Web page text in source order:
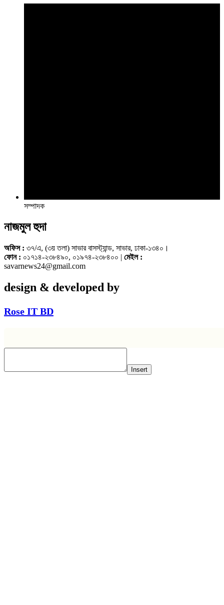
সম্পাদক
নাজমুল হুদা
অফিস : ৩৭/এ, (৩য় তলা) সাভার বাসস্ট্যান্ড, সাভার, ঢাকা-১৩৪০।
ফোন : ০১৭১৪-২৩৮৪৯০, ০১৯৭৪-২৩৮৪০০ | মেইল :
savarnews24@gmail.com
design & developed by
Rose IT BD
Insert